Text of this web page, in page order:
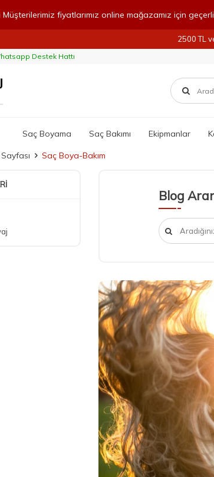
fiyatlarımız online mağazamız için geçerlidir. •
2500 TL
Destek Hattı
Saç Boyama Saç Bakımı Ekipmanlar
Saç Boya-Bakım
Blog